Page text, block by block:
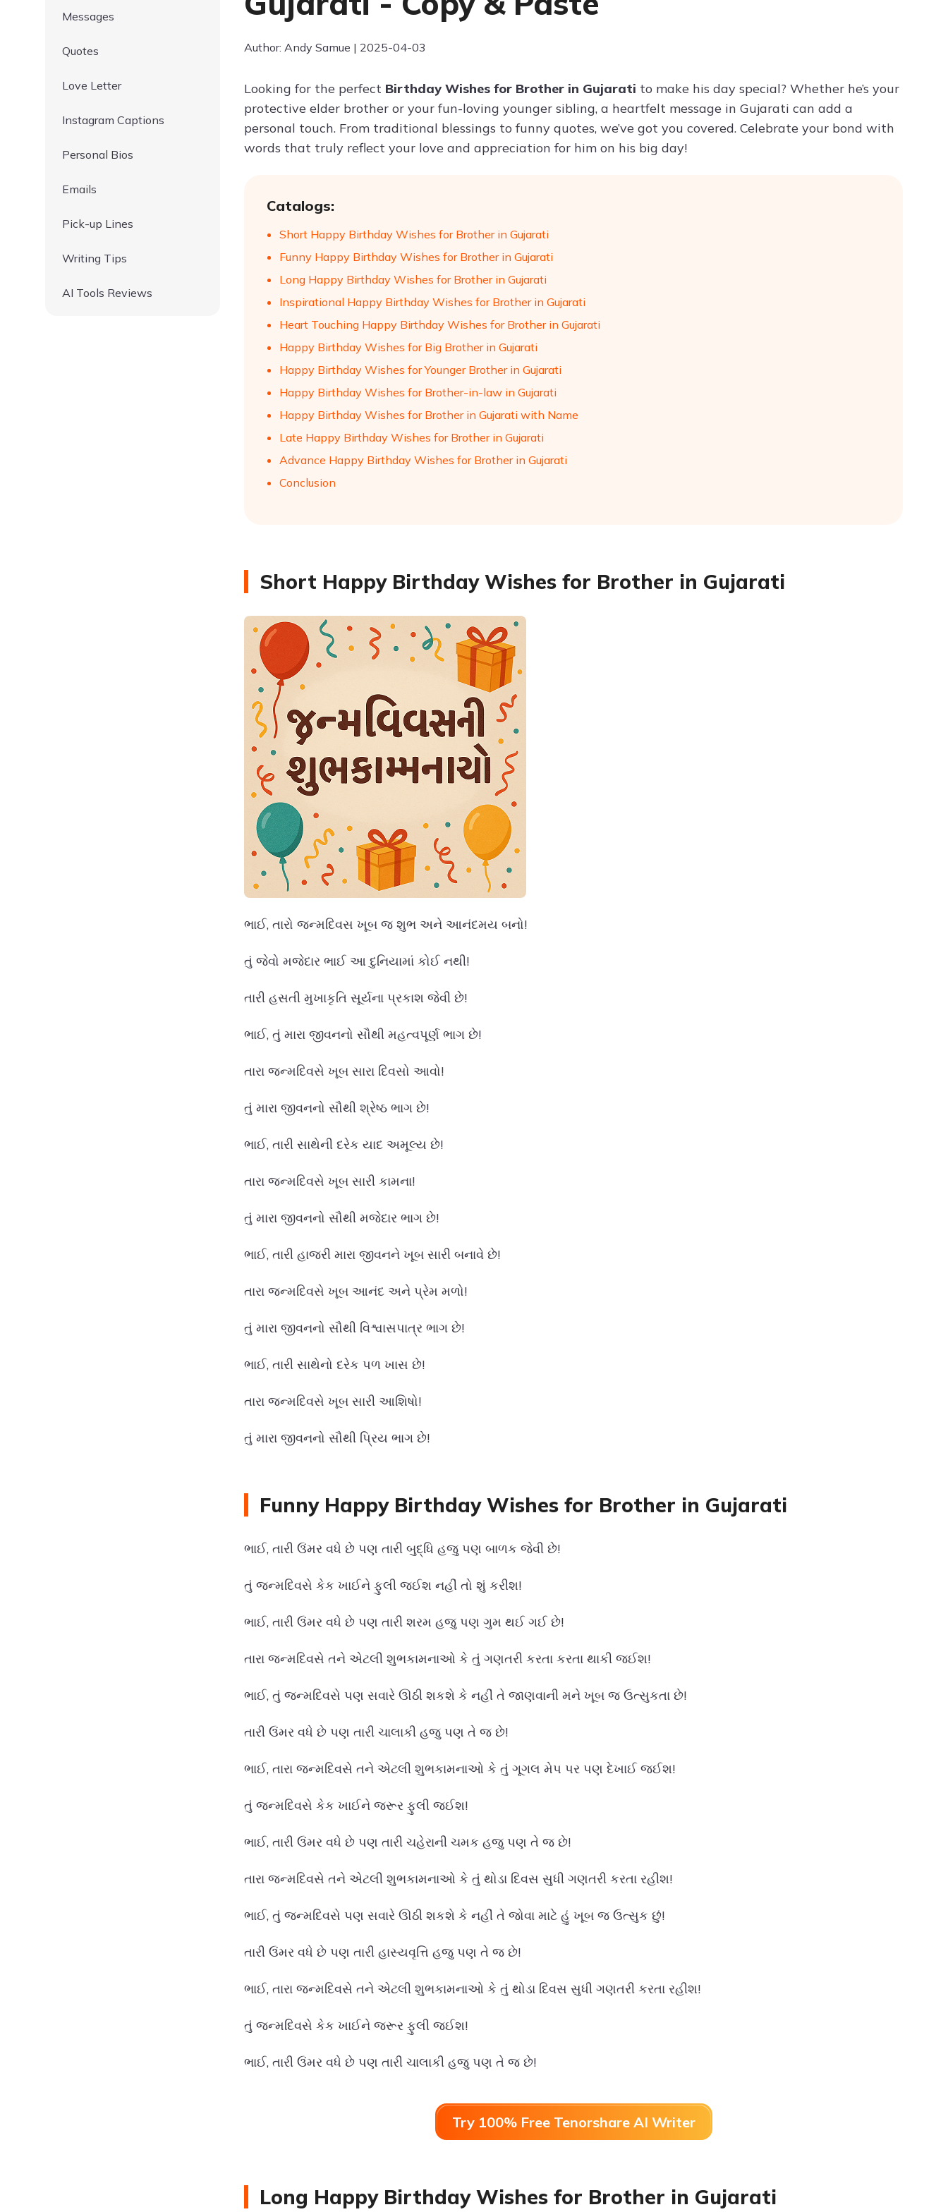
Messages
Quotes
Love Letter
Instagram Captions
Personal Bios
Emails
Pick-up Lines
Writing Tips
AI Tools Reviews
Author: Andy Samue | 2025-04-03
Looking for the perfect Birthday Wishes for Brother in Gujarati to make his day special? Whether he’s your
protective elder brother or your fun-loving younger sibling, a heartfelt message in Gujarati can add a
personal touch. From traditional blessings to funny quotes, we’ve got you covered. Celebrate your bond with
words that truly reflect your love and appreciation for him on his big day!
Catalogs:
Short Happy Birthday Wishes for Brother in Gujarati
Funny Happy Birthday Wishes for Brother in Gujarati
Long Happy Birthday Wishes for Brother in Gujarati
Inspirational Happy Birthday Wishes for Brother in Gujarati
Heart Touching Happy Birthday Wishes for Brother in Gujarati
Happy Birthday Wishes for Big Brother in Gujarati
Happy Birthday Wishes for Younger Brother in Gujarati
Happy Birthday Wishes for Brother-in-law in Gujarati
Happy Birthday Wishes for Brother in Gujarati with Name
Late Happy Birthday Wishes for Brother in Gujarati
Advance Happy Birthday Wishes for Brother in Gujarati
Conclusion
Short Happy Birthday Wishes for Brother in Gujarati
ભાઈ, તારો જન્મદિવસ ખૂબ જ શુભ અને આનંદમય બનો!
તું જેવો મજેદાર ભાઈ આ દુનિયામાં કોઈ નથી!
તારી હસતી મુખાકૃતિ સૂર્યના પ્રકાશ જેવી છે!
ભાઈ, તું મારા જીવનનો સૌથી મહત્વપૂર્ણ ભાગ છે!
તારા જન્મદિવસે ખૂબ સારા દિવસો આવો!
તું મારા જીવનનો સૌથી શ્રેષ્ઠ ભાગ છે!
ભાઈ, તારી સાથેની દરેક યાદ અમૂલ્ય છે!
તારા જન્મદિવસે ખૂબ સારી કામના!
તું મારા જીવનનો સૌથી મજેદાર ભાગ છે!
ભાઈ, તારી હાજરી મારા જીવનને ખૂબ સારી બનાવે છે!
તારા જન્મદિવસે ખૂબ આનંદ અને પ્રેમ મળો!
તું મારા જીવનનો સૌથી વિશ્વાસપાત્ર ભાગ છે!
ભાઈ, તારી સાથેનો દરેક પળ ખાસ છે!
તારા જન્મદિવસે ખૂબ સારી આશિષો!
તું મારા જીવનનો સૌથી પ્રિય ભાગ છે!
Funny Happy Birthday Wishes for Brother in Gujarati
ભાઈ, તારી ઉંમર વધે છે પણ તારી બુદ્ધિ હજુ પણ બાળક જેવી છે!
તું જન્મદિવસે કેક ખાઈને ફુલી જઈશ નહીં તો શું કરીશ!
ભાઈ, તારી ઉંમર વધે છે પણ તારી શરમ હજુ પણ ગુમ થઈ ગઈ છે!
તારા જન્મદિવસે તને એટલી શુભકામનાઓ કે તું ગણતરી કરતા કરતા થાકી જઈશ!
ભાઈ, તું જન્મદિવસે પણ સવારે ઊઠી શકશે કે નહીં તે જાણવાની મને ખૂબ જ ઉત્સુકતા છે!
તારી ઉંમર વધે છે પણ તારી ચાલાકી હજુ પણ તે જ છે!
ભાઈ, તારા જન્મદિવસે તને એટલી શુભકામનાઓ કે તું ગૂગલ મેપ પર પણ દેખાઈ જઈશ!
તું જન્મદિવસે કેક ખાઈને જરૂર ફુલી જઈશ!
ભાઈ, તારી ઉંમર વધે છે પણ તારી ચહેરાની ચમક હજુ પણ તે જ છે!
તારા જન્મદિવસે તને એટલી શુભકામનાઓ કે તું થોડા દિવસ સુધી ગણતરી કરતા રહીશ!
ભાઈ, તું જન્મદિવસે પણ સવારે ઊઠી શકશે કે નહીં તે જોવા માટે હું ખૂબ જ ઉત્સુક છું!
તારી ઉંમર વધે છે પણ તારી હાસ્યવૃત્તિ હજુ પણ તે જ છે!
ભાઈ, તારા જન્મદિવસે તને એટલી શુભકામનાઓ કે તું થોડા દિવસ સુધી ગણતરી કરતા રહીશ!
તું જન્મદિવસે કેક ખાઈને જરૂર ફુલી જઈશ!
ભાઈ, તારી ઉંમર વધે છે પણ તારી ચાલાકી હજુ પણ તે જ છે!
Try 100% Free Tenorshare AI Writer
Long Happy Birthday Wishes for Brother in Gujarati